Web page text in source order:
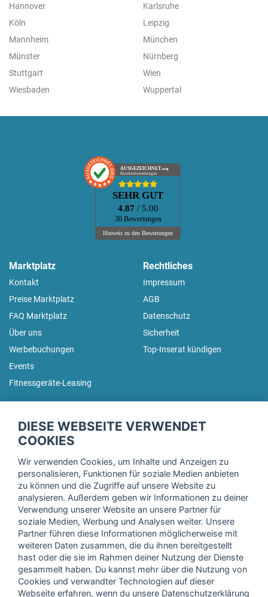
Hannover
Karlsruhe
Köln
Leipzig
Mannheim
München
Münster
Nürnberg
Stuttgart
Wien
Wiesbaden
Wuppertal
AUSGEZEICHNET.org
Kundenbewertungen
SEHR GUT
4.87 / 5.00
30 Bewertungen
Hinweis zu den Bewertungen
Marktplatz
Kontakt
Preise Marktplatz
FAQ Marktplatz
Über uns
Werbebuchungen
Events
Fitnessgeräte-Leasing
Rechtliches
Impressum
AGB
Datenschutz
Sicherheit
Top-Inserat kündigen
Trage dich hier für unseren Newsletter ein und erhalte regelmäßig
Ich stimme der Verarbeitung meiner Daten, wie in der
Einwilligungserklärungder fitnessmarkt.de services GmbH
beschrieben, zu und bestätige, dass ich das 16. Lebensjahr
vollendet habe. Ich kann diese Einwilligung jederzeit mit
Wirkung für die Zukunft widerrufen. Weitere Informationen
finden Sie in unsererDatenschutzerklärung.
DIESE WEBSEITE VERWENDET
COOKIES
Wir verwenden Cookies, um Inhalte und Anzeigen zu
personalisieren, Funktionen für soziale Medien anbieten
zu können und die Zugriffe auf unsere Website zu
analysieren. Außerdem geben wir Informationen zu deiner
Verwendung unserer Website an unsere Partner für
soziale Medien, Werbung und Analysen weiter. Unsere
Partner führen diese Informationen möglicherweise mit
weiteren Daten zusammen, die du ihnen bereitgestellt
hast oder die sie im Rahmen deiner Nutzung der Dienste
gesammelt haben. Du kannst mehr über die Nutzung von
Cookies und verwandter Technologien auf dieser
Webseite erfahren, wenn du unsere Datenschutzerklärung